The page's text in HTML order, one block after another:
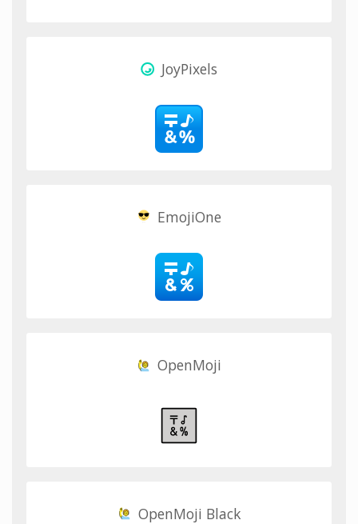
JoyPixels
EmojiOne
OpenMoji
OpenMoji Black